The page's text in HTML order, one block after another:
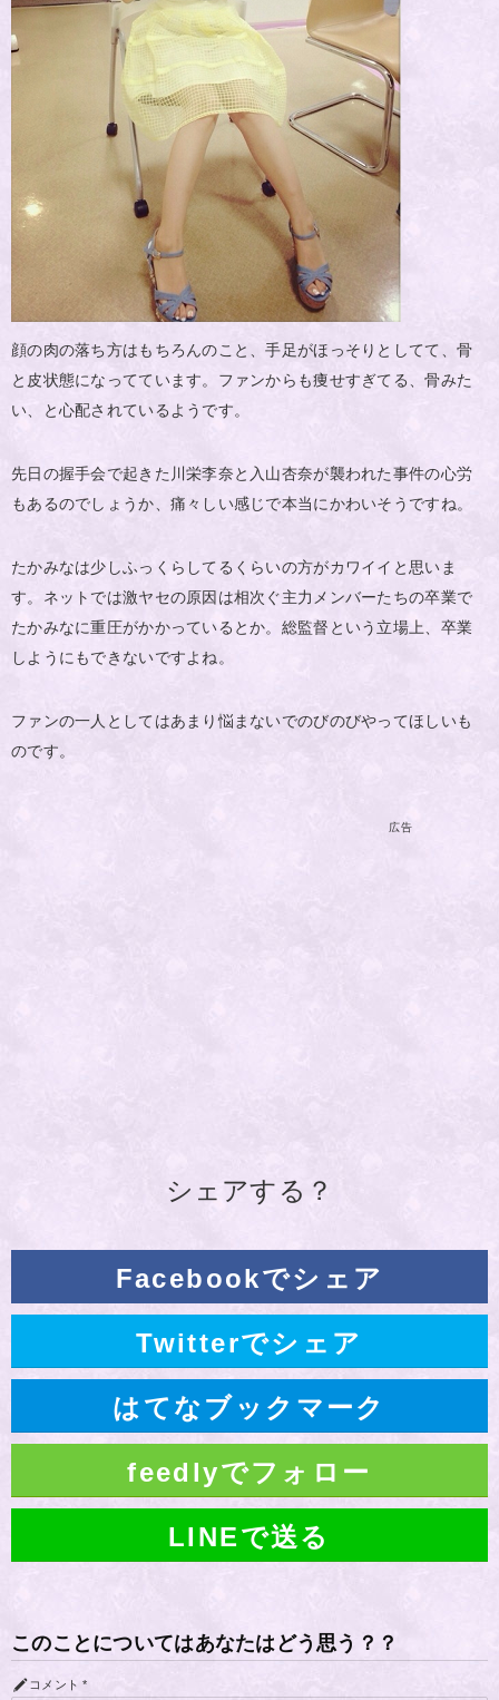
顔の肉の落ち方はもちろんのこと、手足がほっそりとしてて、骨
と皮状態になってています。ファンからも痩せすぎてる、骨みた
い、と心配されているようです。
先日の握手会で起きた川栄李奈と入山杏奈が襲われた事件の心労
もあるのでしょうか、痛々しい感じで本当にかわいそうですね。
たかみなは少しふっくらしてるくらいの方がカワイイと思いま
す。ネットでは激ヤセの原因は相次ぐ主力メンバーたちの卒業で
たかみなに重圧がかかっているとか。総監督という立場上、卒業
しようにもできないですよね。
ファンの一人としてはあまり悩まないでのびのびやってほしいも
のです。
広告
シェアする？
Facebookでシェア
Twitterでシェア
はてなブックマーク
feedlyでフォロー
LINEで送る
このことについてはあなたはどう思う？？
コメント *